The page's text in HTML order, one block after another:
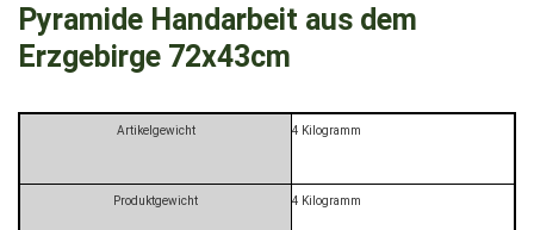
Pyramide Handarbeit aus dem
Erzgebirge 72x43cm
Artikelgewicht ‎4 Kilogramm
Produktgewicht ‎4 Kilogramm